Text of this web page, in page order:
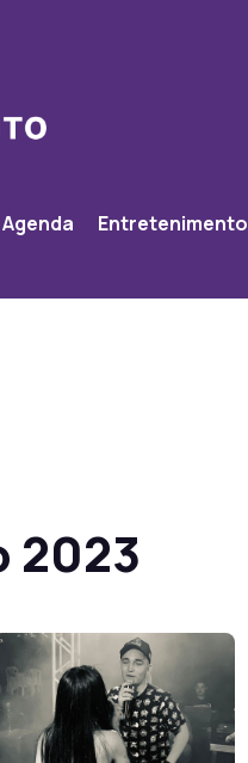
Agenda Entretenimento
2023